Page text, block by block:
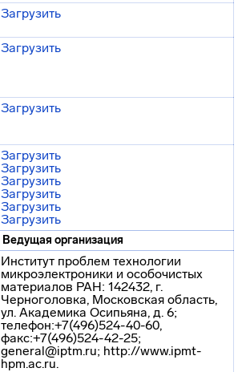
Загрузить
Загрузить
Загрузить
Загрузить
Загрузить
Загрузить
Загрузить
Загрузить
Загрузить
Ведущая организация
Институт проблем технологии
микроэлектроники и особочистых
материалов РАН: 142432, г.
Черноголовка, Московская область,
ул. Академика Осипьяна, д. 6;
телефон:+7(496)524-40-60,
факс:+7(496)524-42-25;
general@iptm.ru; http://www.ipmt-
hpm.ac.ru.